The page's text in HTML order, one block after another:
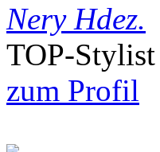
Nery Hdez.
TOP-Stylist
zum Profil